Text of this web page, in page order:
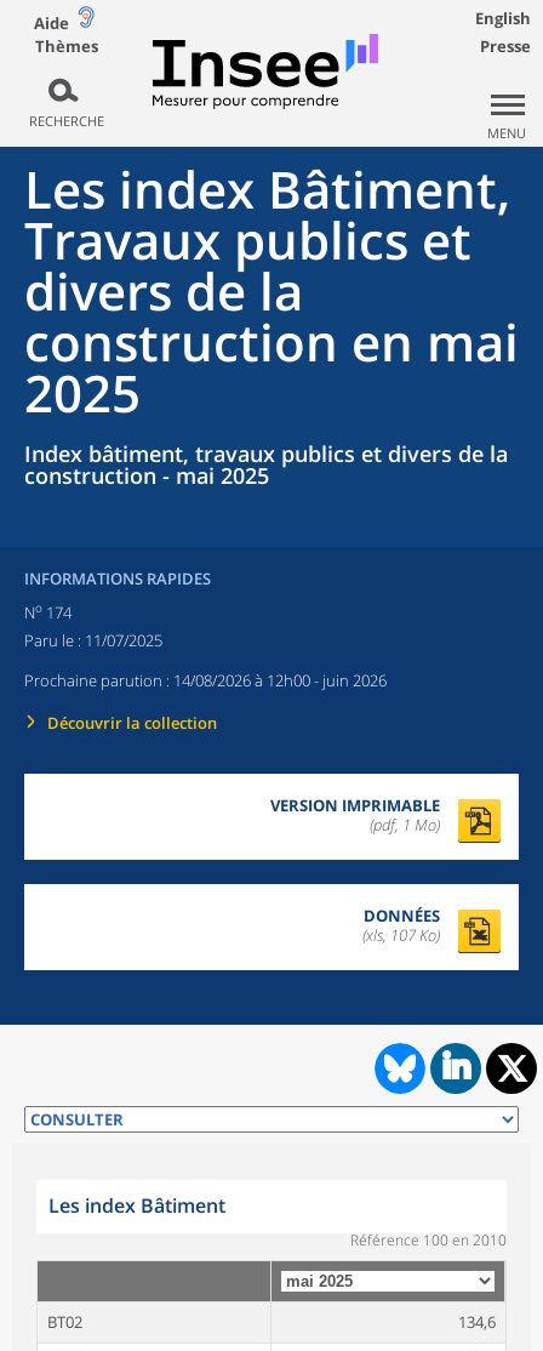
Aide
Thèmes
RECHERCHE
English
Presse
MENU
Les index Bâtiment,
Travaux publics et
divers de la
construction en mai
2025
Index bâtiment, travaux publics et divers de la
construction - mai 2025
INFORMATIONS RAPIDES
No 174
Paru le : 11/07/2025
Prochaine parution : 14/08/2026 à 12h00- juin 2026
Découvrir la collection
VERSION IMPRIMABLE
(pdf, 1 Mo)
DONNÉES
(xls, 107 Ko)
Les index Bâtiment
Référence 100 en 2010
BT02
134,6